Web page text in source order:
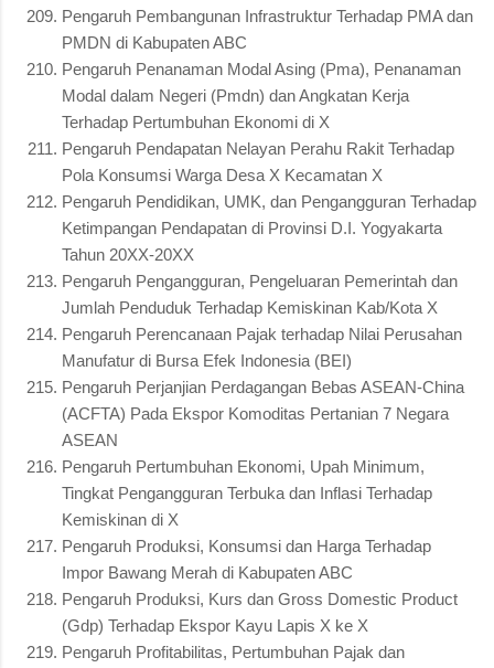
Pengaruh Pembangunan Infrastruktur Terhadap PMA dan
PMDN di Kabupaten ABC
Pengaruh Penanaman Modal Asing (Pma), Penanaman
Modal dalam Negeri (Pmdn) dan Angkatan Kerja
Terhadap Pertumbuhan Ekonomi di X
Pengaruh Pendapatan Nelayan Perahu Rakit Terhadap
Pola Konsumsi Warga Desa X Kecamatan X
Pengaruh Pendidikan, UMK, dan Pengangguran Terhadap
Ketimpangan Pendapatan di Provinsi D.I. Yogyakarta
Tahun 20XX-20XX
Pengaruh Pengangguran, Pengeluaran Pemerintah dan
Jumlah Penduduk Terhadap Kemiskinan Kab/Kota X
Pengaruh Perencanaan Pajak terhadap Nilai Perusahan
Manufatur di Bursa Efek Indonesia (BEI)
Pengaruh Perjanjian Perdagangan Bebas ASEAN-China
(ACFTA) Pada Ekspor Komoditas Pertanian 7 Negara
ASEAN
Pengaruh Pertumbuhan Ekonomi, Upah Minimum,
Tingkat Pengangguran Terbuka dan Inflasi Terhadap
Kemiskinan di X
Pengaruh Produksi, Konsumsi dan Harga Terhadap
Impor Bawang Merah di Kabupaten ABC
Pengaruh Produksi, Kurs dan Gross Domestic Product
(Gdp) Terhadap Ekspor Kayu Lapis X ke X
Pengaruh Profitabilitas, Pertumbuhan Pajak dan